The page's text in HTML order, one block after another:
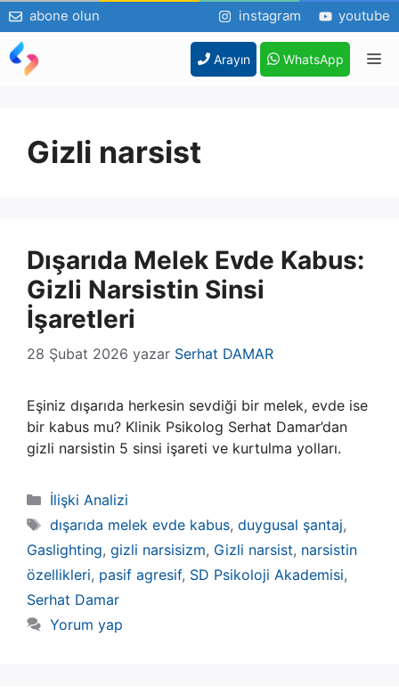
abone olun instagram youtube
İçeriğe
atla
Arayın WhatsApp
Gizli narsist
Dışarıda Melek Evde Kabus:
Gizli Narsistin Sinsi
İşaretleri
28 Şubat 2026 yazar Serhat DAMAR
Eşiniz dışarıda herkesin sevdiği bir melek, evde ise
bir kabus mu? Klinik Psikolog Serhat Damar’dan
gizli narsistin 5 sinsi işareti ve kurtulma yolları.
Kategoriler
İlişki Analizi
Etiketler
dışarıda melek evde kabus, duygusal şantaj,
Gaslighting, gizli narsisizm, Gizli narsist, narsistin
özellikleri, pasif agresif, SD Psikoloji Akademisi,
Serhat Damar
Yorum yap